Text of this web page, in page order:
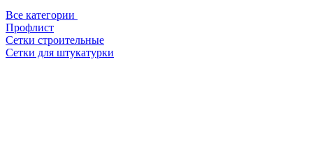
Все категории
Профлист
Сетки строительные
Сетки для штукатурки